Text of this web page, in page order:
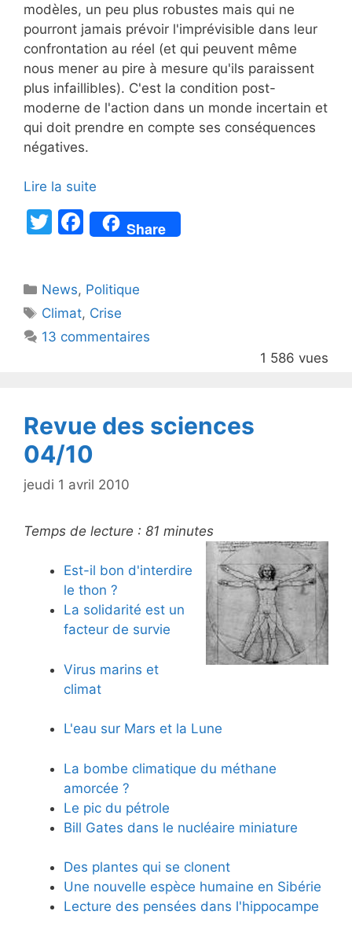
modèles, un peu plus robustes mais qui ne
pourront jamais prévoir l'imprévisible dans leur
confrontation au réel (et qui peuvent même
nous mener au pire à mesure qu'ils paraissent
plus infaillibles). C'est la condition post-
moderne de l'action dans un monde incertain et
qui doit prendre en compte ses conséquences
négatives.
Lire la suite
T
er
F
a
e
b
o
Share
Catégories
News, Politique
Étiquettes
Climat, Crise
13 commentaires
1 586 vues
Revue des sciences
04/10
jeudi 1 avril 2010
Temps de lecture : 81 minutes
Est-il bon d'interdire
le thon ?
La solidarité est un
facteur de survie
Virus marins et
climat
L'eau sur Mars et la Lune
La bombe climatique du méthane
amorcée ?
Le pic du pétrole
Bill Gates dans le nucléaire miniature
Des plantes qui se clonent
Une nouvelle espèce humaine en Sibérie
Lecture des pensées dans l'hippocampe